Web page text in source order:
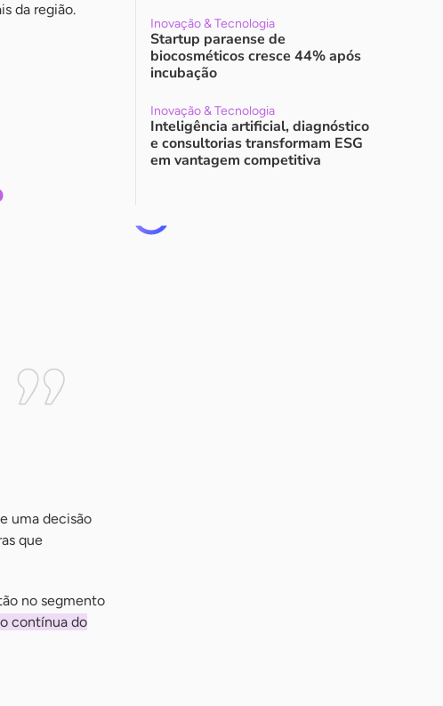
da região.
uma decisão
que
no segmento
contínua do
Inovação & Tecnologia
Startup paraense de
biocosméticos cresce 44% após
incubação
Inovação & Tecnologia
Inteligência artificial, diagnóstico
e consultorias transformam ESG
em vantagem competitiva